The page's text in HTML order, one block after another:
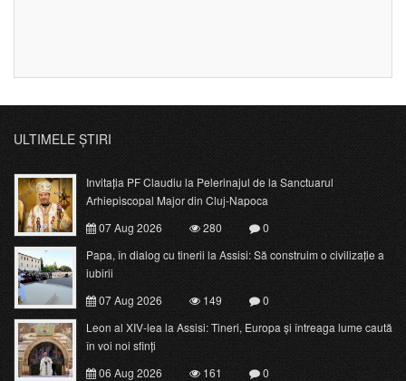
ULTIMELE ȘTIRI
Invitația PF Claudiu la Pelerinajul de la Sanctuarul
Arhiepiscopal Major din Cluj-Napoca
07 Aug 2026
280
0
Papa, în dialog cu tinerii la Assisi: Să construim o civilizație a
iubirii
07 Aug 2026
149
0
Leon al XIV-lea la Assisi: Tineri, Europa și întreaga lume caută
în voi noi sfinți
06 Aug 2026
161 0